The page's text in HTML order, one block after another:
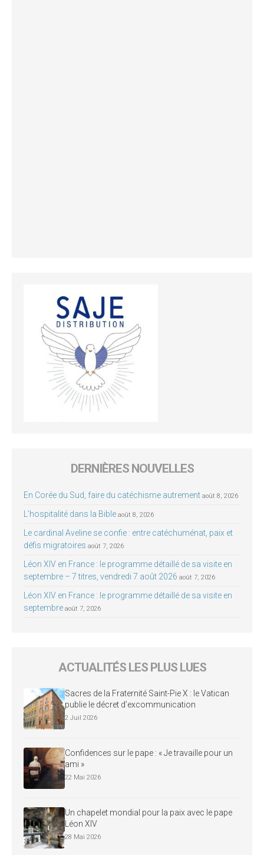
DERNIÈRES NOUVELLES
En Corée du Sud, faire du catéchisme autrement août 8, 2026
L’hospitalité dans la Bible août 8, 2026
Le cardinal Aveline se confie : entre catéchuménat, paix et
défis migratoires août 7, 2026
Léon XIV en France : le programme détaillé de sa visite en
septembre – 7 titres, vendredi 7 août 2026 août 7, 2026
Léon XIV en France : le programme détaillé de sa visite en
septembre août 7, 2026
ACTUALITÉS LES PLUS LUES
Sacres de la Fraternité Saint-Pie X : le Vatican
publie le décret d’excommunication
2 Juil 2026
Confidences sur le pape : « Je travaille pour un
ami »
22 Mai 2026
Un chapelet mondial pour la paix avec le pape
Léon XIV
28 Mai 2026